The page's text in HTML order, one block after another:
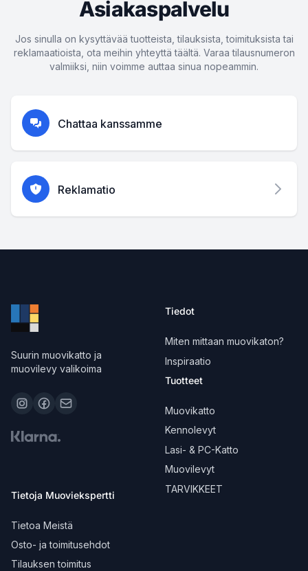
Asiakaspalvelu
Jos sinulla on kysyttävää tuotteista, tilauksista, toimituksista tai
reklamaatioista, ota meihin yhteyttä täältä. Varaa tilausnumeron
valmiiksi, niin voimme auttaa sinua nopeammin.
Chattaa kanssamme
Reklamatio
Suurin muovikatto ja
muovilevy valikoima
Tietoja Muoviekspertti
Tietoa Meistä
Osto- ja toimitusehdot
Tilauksen toimitus
Tiedot
Miten mittaan muovikaton?
Inspiraatio
Tuotteet
Muovikatto
Kennolevyt
Lasi- & PC-Katto
Muovilevyt
TARVIKKEET